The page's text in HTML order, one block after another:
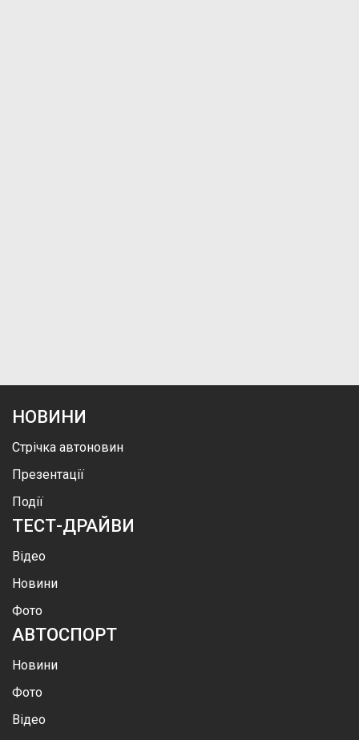
НОВИНИ
Стрічка автоновин
Презентації
Події
ТЕСТ-ДРАЙВИ
Відео
Новини
Фото
АВТОСПОРТ
Новини
Фото
Відео